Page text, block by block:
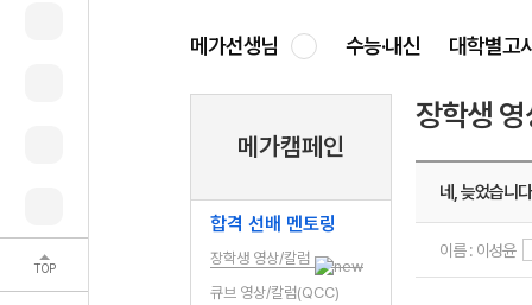
TOP
메가선생님 수능·내신 대학별고
메가캠페인
합격 선배 멘토링
장학생 영상/칼럼
큐브 영상/칼럼(QCC)
장학생
네, 늦었습니다
이름 : 이성윤